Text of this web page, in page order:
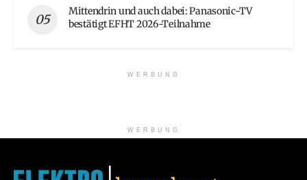
Mittendrin und auch dabei: Panasonic-TV
bestätigt EFHT 2026-Teilnahme
WERBUNG
WERBUNG